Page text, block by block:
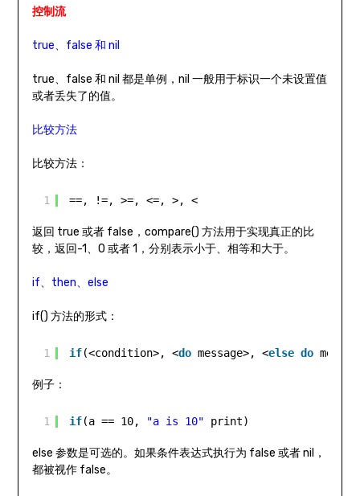
控制流
true、false 和 nil
true、false 和 nil 都是单例，nil 一般用于标识一个未设置值
或者丢失了的值。
比较方法
比较方法：
1 ==, !=, >=, <=, >, <
返回 true 或者 false，compare() 方法用于实现真正的比
较，返回-1、0 或者 1，分别表示小于、相等和大于。
if、then、else
if() 方法的形式：
1 if(<condition>, <do message>, <else do
例子：
1 if(a == 10, "a is 10" print)
else 参数是可选的。如果条件表达式执行为 false 或者 nil，
都被视作 false。